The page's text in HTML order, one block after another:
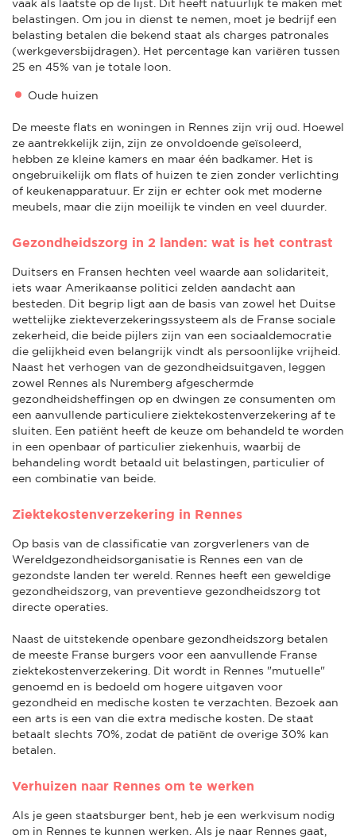
vaak als laatste op de lijst. Dit heeft natuurlijk te maken met
belastingen. Om jou in dienst te nemen, moet je bedrijf een
belasting betalen die bekend staat als charges patronales
(werkgeversbijdragen). Het percentage kan variëren tussen
25 en 45% van je totale loon.
Oude huizen
De meeste flats en woningen in Rennes zijn vrij oud. Hoewel
ze aantrekkelijk zijn, zijn ze onvoldoende geïsoleerd,
hebben ze kleine kamers en maar één badkamer. Het is
ongebruikelijk om flats of huizen te zien zonder verlichting
of keukenapparatuur. Er zijn er echter ook met moderne
meubels, maar die zijn moeilijk te vinden en veel duurder.
Gezondheidszorg in 2 landen: wat is het contrast
Duitsers en Fransen hechten veel waarde aan solidariteit,
iets waar Amerikaanse politici zelden aandacht aan
besteden. Dit begrip ligt aan de basis van zowel het Duitse
wettelijke ziekteverzekeringssysteem als de Franse sociale
zekerheid, die beide pijlers zijn van een sociaaldemocratie
die gelijkheid even belangrijk vindt als persoonlijke vrijheid.
Naast het verhogen van de gezondheidsuitgaven, leggen
zowel Rennes als Nuremberg afgeschermde
gezondheidsheffingen op en dwingen ze consumenten om
een aanvullende particuliere ziektekostenverzekering af te
sluiten. Een patiënt heeft de keuze om behandeld te worden
in een openbaar of particulier ziekenhuis, waarbij de
behandeling wordt betaald uit belastingen, particulier of
een combinatie van beide.
Ziektekostenverzekering in Rennes
Op basis van de classificatie van zorgverleners van de
Wereldgezondheidsorganisatie is Rennes een van de
gezondste landen ter wereld. Rennes heeft een geweldige
gezondheidszorg, van preventieve gezondheidszorg tot
directe operaties.
Naast de uitstekende openbare gezondheidszorg betalen
de meeste Franse burgers voor een aanvullende Franse
ziektekostenverzekering. Dit wordt in Rennes "mutuelle"
genoemd en is bedoeld om hogere uitgaven voor
gezondheid en medische kosten te verzachten. Bezoek aan
een arts is een van die extra medische kosten. De staat
betaalt slechts 70%, zodat de patiënt de overige 30% kan
betalen.
Verhuizen naar Rennes om te werken
Als je geen staatsburger bent, heb je een werkvisum nodig
om in Rennes te kunnen werken. Als je naar Rennes gaat,